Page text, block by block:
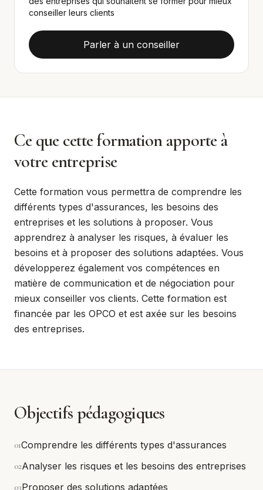
conseiller leurs clients
Parler à un conseiller
Ce que cette formation apporte à
votre entreprise
Cette formation vous permettra de comprendre les
différents types d'assurances, les besoins des
entreprises et les solutions à proposer. Vous
apprendrez à analyser les risques, à évaluer les
besoins et à proposer des solutions adaptées. Vous
développerez également vos compétences en
matière de communication et de négociation pour
mieux conseiller vos clients. Cette formation est
financée par les OPCO et est axée sur les besoins
des entreprises.
Objectifs pédagogiques
01Comprendre les différents types d'assurances
02Analyser les risques et les besoins des entreprises
03Proposer des solutions adaptées